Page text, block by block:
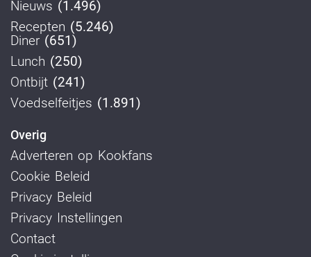
Nieuws (1.496)
Recepten (5.246)
Diner (651)
Lunch (250)
Ontbijt (241)
Voedselfeitjes (1.891)
Overig
Adverteren op Kookfans
Cookie Beleid
Privacy Beleid
Privacy Instellingen
Contact